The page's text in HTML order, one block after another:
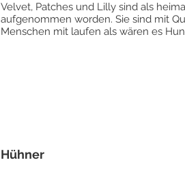
Velvet, Patches und Lilly sind als
aufgenommen worden. Sie sind mit
Menschen mit laufen als wären es
Hühner